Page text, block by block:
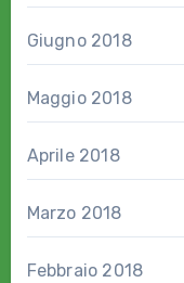
Giugno 2018
Maggio 2018
Aprile 2018
Marzo 2018
Febbraio 2018